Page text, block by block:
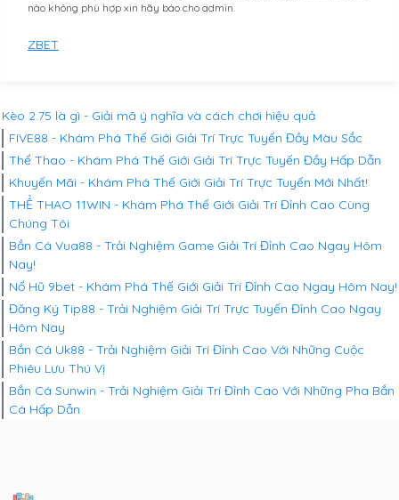
nào không phù hợp xin hãy báo cho admin.
ZBET
Kèo 2.75 là gì - Giải mã ý nghĩa và cách chơi hiệu quả
FIVE88 - Khám Phá Thế Giới Giải Trí Trực Tuyến Đầy Màu Sắc
Thể Thao - Khám Phá Thế Giới Giải Trí Trực Tuyến Đầy Hấp Dẫn
Khuyến Mãi - Khám Phá Thế Giới Giải Trí Trực Tuyến Mới Nhất!
THỂ THAO 11WIN - Khám Phá Thế Giới Giải Trí Đỉnh Cao Cùng
Chúng Tôi
Bắn Cá Vua88 - Trải Nghiệm Game Giải Trí Đỉnh Cao Ngay Hôm
Nay!
Nổ Hũ 9bet - Khám Phá Thế Giới Giải Trí Đỉnh Cao Ngay Hôm Nay!
Đăng Ký Tip88 - Trải Nghiệm Giải Trí Trực Tuyến Đỉnh Cao Ngay
Hôm Nay
Bắn Cá Uk88 - Trải Nghiệm Giải Trí Đỉnh Cao Với Những Cuộc
Phiêu Lưu Thú Vị
Bắn Cá Sunwin - Trải Nghiệm Giải Trí Đỉnh Cao Với Những Pha Bắn
Cá Hấp Dẫn